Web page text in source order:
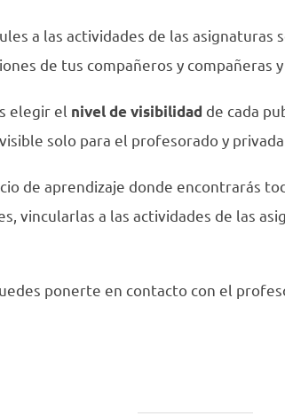
a las actividades de las asignaturas
de tus compañeros y compañeras
elegir el nivel de visibilidad de cada
solo para el profesorado y
de aprendizaje donde encontrarás
vincularlas a las actividades de las
ponerte en contacto con el